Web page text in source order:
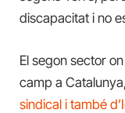
discapacitat i no
El segon sector
camp a
sindical i també